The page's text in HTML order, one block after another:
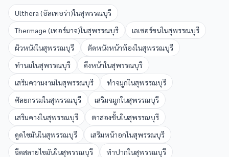
Ulthera (อัลเทอร่า)ในสุพรรณบุรี
Thermage (เทอร์มาจ)ในสุพรรณบุรี เลเซอร์ขนในสุพรรณบุรี
ผิวหนังในสุพรรณบุรี ตัดหนังหน้าท้องในสุพรรณบุรี
ทำนมในสุพรรณบุรี ดึงหน้าในสุพรรณบุรี
เสริมความงามในสุพรรณบุรี ทำจมูกในสุพรรณบุรี
ศัลยกรรมในสุพรรณบุรี เสริมจมูกในสุพรรณบุรี
เสริมคางในสุพรรณบุรี ตาสองชั้นในสุพรรณบุรี
ดูดไขมันในสุพรรณบุรี เสริมหน้าอกในสุพรรณบุรี
ฉีดสลายไขมันในสุพรรณบุรี ทำปากในสุพรรณบุรี